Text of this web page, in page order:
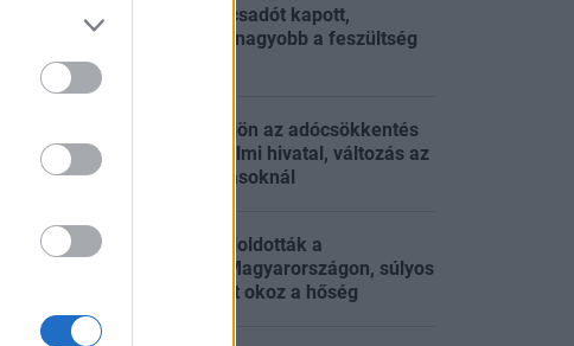
Trump új főtanácsadót kapott,
miközben egyre nagyobb a feszültség
az USA-ban
20:49
Tisza-kormány: jön az adócsökkentés
és a vagyonvédelmi hivatal, változás az
energiakorlátozásoknál
Energiakrízis: feloldották a
korlátozásokat Magyarországon, súlyos
többlethalálozást okoz a hőség